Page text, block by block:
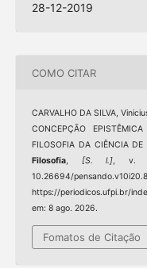
28-12-2019
COMO CITAR
CARVALHO DA SILVA,
CONCEPÇÃO
FILOSOFIA DA CIÊNCIA
Filosofia, [S. l.], v.
10.26694/
https://periodicos.ufpi.br/
em: 8 ago. 2026.
Fomatos de Citação